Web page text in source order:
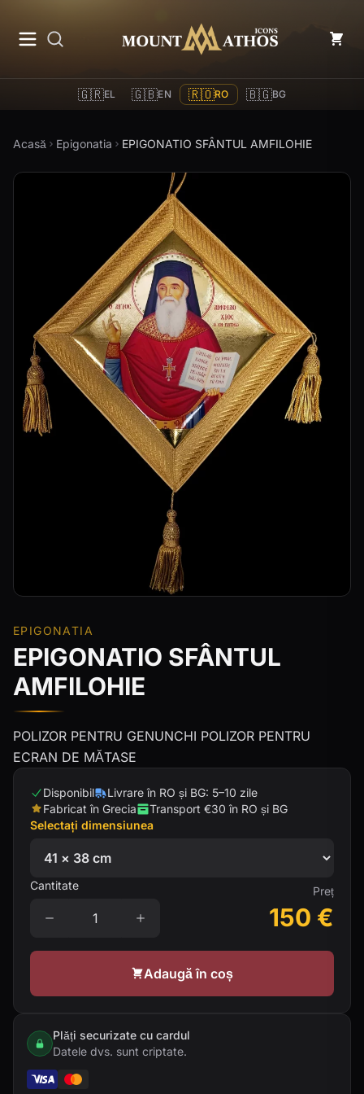
Mount Athos Icons
🇬🇷EL 🇬🇧EN 🇷🇴RO 🇧🇬BG
Acasă Epigonatia EPIGONATIO SFÂNTUL AMFILOHIE
EPIGONATIA
EPIGONATIO SFÂNTUL
AMFILOHIE
POLIZOR PENTRU GENUNCHI POLIZOR PENTRU
ECRAN DE MĂTASE
Disponibil
Livrare în RO și BG: 5–10 zile
Fabricat în Grecia
Transport €30 în RO și BG
Selectați dimensiunea
Cantitate Preț
150 €
Adaugă în coș
Plăți securizate cu cardul
Datele dvs. sunt criptate.